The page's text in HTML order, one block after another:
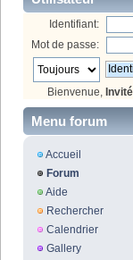
Identifiant:
Mot de passe:
Bienvenue, Invité
Menu forum
Accueil
Forum
Aide
Rechercher
Calendrier
Gallery